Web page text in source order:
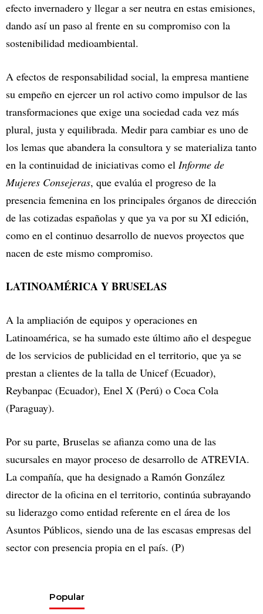
efecto invernadero y llegar a ser neutra en estas emisiones,
dando así un paso al frente en su compromiso con la
sostenibilidad medioambiental.
A efectos de responsabilidad social, la empresa mantiene
su empeño en ejercer un rol activo como impulsor de las
transformaciones que exige una sociedad cada vez más
plural, justa y equilibrada. Medir para cambiar es uno de
los lemas que abandera la consultora y se materializa tanto
en la continuidad de iniciativas como el Informe de
Mujeres Consejeras, que evalúa el progreso de la
presencia femenina en los principales órganos de dirección
de las cotizadas españolas y que ya va por su XI edición,
como en el continuo desarrollo de nuevos proyectos que
nacen de este mismo compromiso.
LATINOAMÉRICA Y BRUSELAS
A la ampliación de equipos y operaciones en
Latinoamérica, se ha sumado este último año el despegue
de los servicios de publicidad en el territorio, que ya se
prestan a clientes de la talla de Unicef (Ecuador),
Reybanpac (Ecuador), Enel X (Perú) o Coca Cola
(Paraguay).
Por su parte, Bruselas se afianza como una de las
sucursales en mayor proceso de desarrollo de ATREVIA.
La compañía, que ha designado a Ramón González
director de la oficina en el territorio, continúa subrayando
su liderazgo como entidad referente en el área de los
Asuntos Públicos, siendo una de las escasas empresas del
sector con presencia propia en el país. (P)
Popular